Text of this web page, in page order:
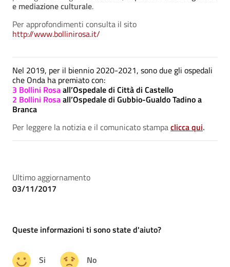
e mediazione culturale.
Per approfondimenti consulta il sito
http://www.bollinirosa.it/
Nel 2019, per il biennio 2020-2021, sono due gli ospedali
che Onda ha premiato con:
3 Bollini Rosaall’Ospedale di Città di Castello
2 Bollini Rosaall’Ospedale di Gubbio-Gualdo Tadino a
Branca
Per leggere la notizia e il comunicato stampaclicca qui.
Ultimo aggiornamento
03/11/2017
Queste informazioni ti sono state d'aiuto?
Si No